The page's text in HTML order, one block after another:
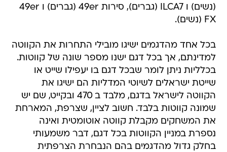
(נשים) ו ILCA7 (גברים), סירות 49er (גברים) ו 49er
FX (נשים).
בכל אחד מהדגמים ישיגו מובילי התחרות את הקווטה
למדינתם, אך בכל דגם ישנו מספר שונה של קווטות.
בכלליות ניתן לומר שבכל דגם בו יעפילו שייט או
שייטת ישראלים לשיוטי המדליות הם ישיגו את
הקווטה לישראל בדגם, מלבד ב 470 ובקייט, שם יש
שמונה קווטות בלבד. חשוב לציין, שצרפת, המארחת
את המשחקים מקבלת קווטה אוטומטית ואינה
נספרת במניין הקווטות בכל דגם, דבר משמעותי
בחלק גדול מהדגמים בהם הנבחרת הצרפתית